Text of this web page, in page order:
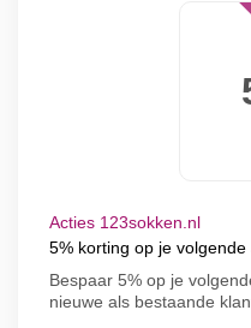
Acties 123sokken.nl
5% korting op je
Bespaar 5% op je
nieuwe als bestaande